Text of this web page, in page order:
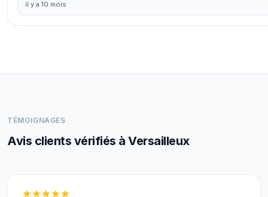
il y a 10 mois
TÉMOIGNAGES
Avis clients vérifiés à Versailleux